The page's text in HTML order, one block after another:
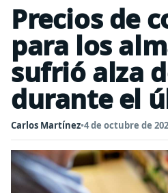
Precios de
para los
sufrió alza
durante el
Carlos Martínez•4 de octubre de